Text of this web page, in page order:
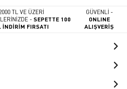
TL VE ÜZERİ
-SEPETTE 100
İNDİRİM FIRSATI
GÜVENLİ -
ONLINE
ALIŞVERİŞ